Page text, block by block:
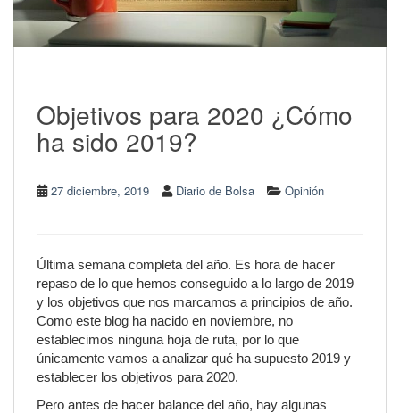
Objetivos para 2020 ¿Cómo
ha sido 2019?
27 diciembre, 2019 Diario de Bolsa Opinión
Última semana completa del año. Es hora de hacer
repaso de lo que hemos conseguido a lo largo de 2019
y los objetivos que nos marcamos a principios de año.
Como este blog ha nacido en noviembre, no
establecimos ninguna hoja de ruta, por lo que
únicamente vamos a analizar qué ha supuesto 2019 y
establecer los objetivos para 2020.
Pero antes de hacer balance del año, hay algunas